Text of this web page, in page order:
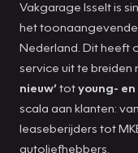
Vakgarage Isselt is
het
Nederland. Dit heeft
service uit te breiden
nieuw’totyoung-
scala aan klanten:
leaseberijders tot
autoliefhebbers.